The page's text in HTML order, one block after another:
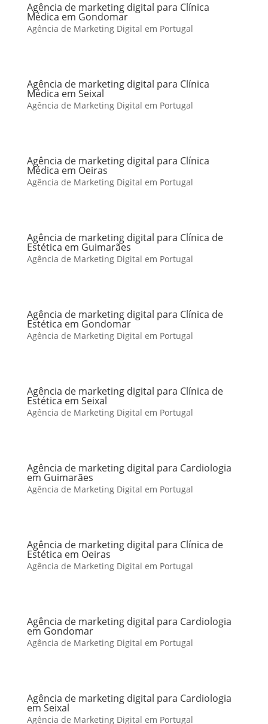
Agência de marketing digital para Clínica
Médica em Gondomar
Agência de Marketing Digital em Portugal
Agência de marketing digital para Clínica
Médica em Seixal
Agência de Marketing Digital em Portugal
Agência de marketing digital para Clínica
Médica em Oeiras
Agência de Marketing Digital em Portugal
Agência de marketing digital para Clínica de
Estética em Guimarães
Agência de Marketing Digital em Portugal
Agência de marketing digital para Clínica de
Estética em Gondomar
Agência de Marketing Digital em Portugal
Agência de marketing digital para Clínica de
Estética em Seixal
Agência de Marketing Digital em Portugal
Agência de marketing digital para Cardiologia
em Guimarães
Agência de Marketing Digital em Portugal
Agência de marketing digital para Clínica de
Estética em Oeiras
Agência de Marketing Digital em Portugal
Agência de marketing digital para Cardiologia
em Gondomar
Agência de Marketing Digital em Portugal
Agência de marketing digital para Cardiologia
em Seixal
Agência de Marketing Digital em Portugal